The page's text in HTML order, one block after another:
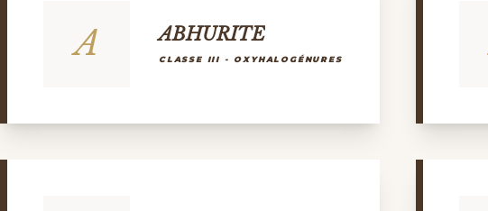
A ABHURITE
CLASSE III - OXYHALOGÉNURES